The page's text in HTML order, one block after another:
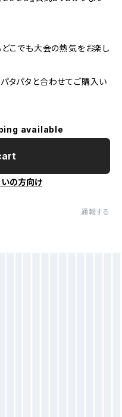
こでも大会の熱気をお楽し
タパタと合わせてご購入い
available
の方向け
通報する